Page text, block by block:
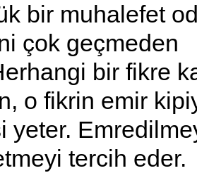
bir muhalefet
çok geçmeden
bir fikre
o fikrin emir
yeter.
tercih eder.